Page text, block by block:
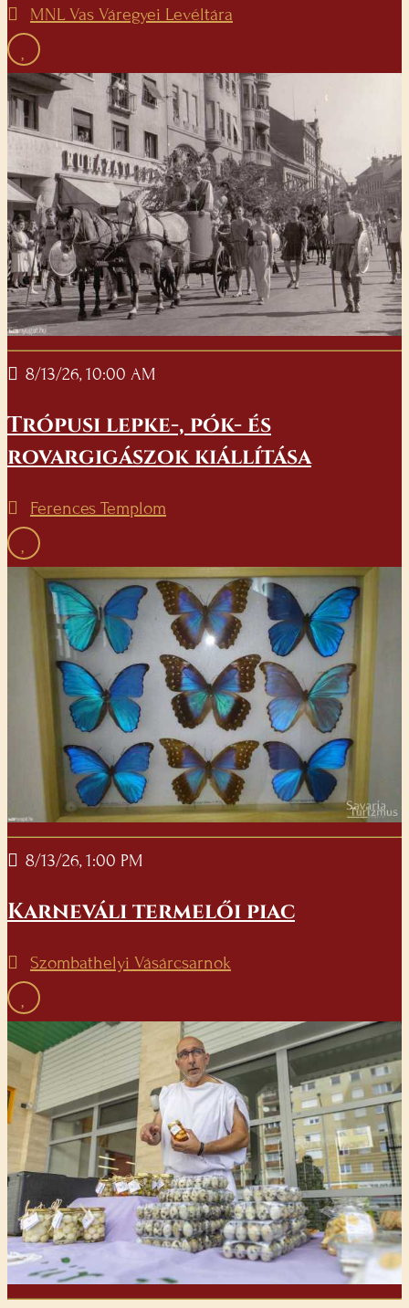
MNL Vas Váregyei Levéltára
8/13/26, 10:00 AM
Trópusi lepke-, pók- és
rovargigászok kiállítása
Ferences Templom
8/13/26, 1:00 PM
Karneváli termelői piac
Szombathelyi Vásárcsarnok